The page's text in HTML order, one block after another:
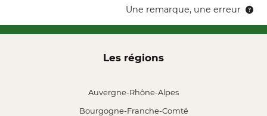
Une remarque, une erreur
Les régions
Auvergne-Rhône-Alpes
Bourgogne-Franche-Comté